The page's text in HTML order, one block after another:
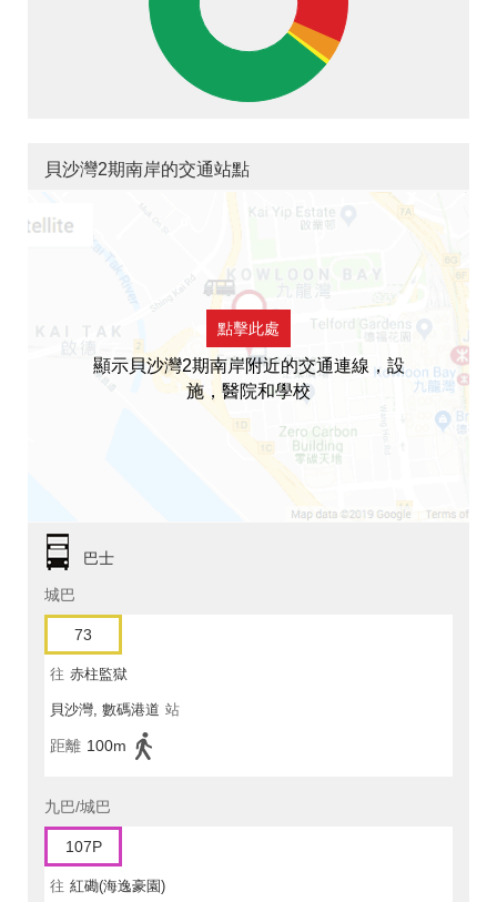
貝沙灣2期南岸的交通站點
點擊此處
顯示貝沙灣2期南岸附近的交通連線，設
施，醫院和學校
巴士
城巴
73
往 赤柱監獄
貝沙灣, 數碼港道 站
距離 100m
九巴/城巴
107P
往 紅磡(海逸豪園)